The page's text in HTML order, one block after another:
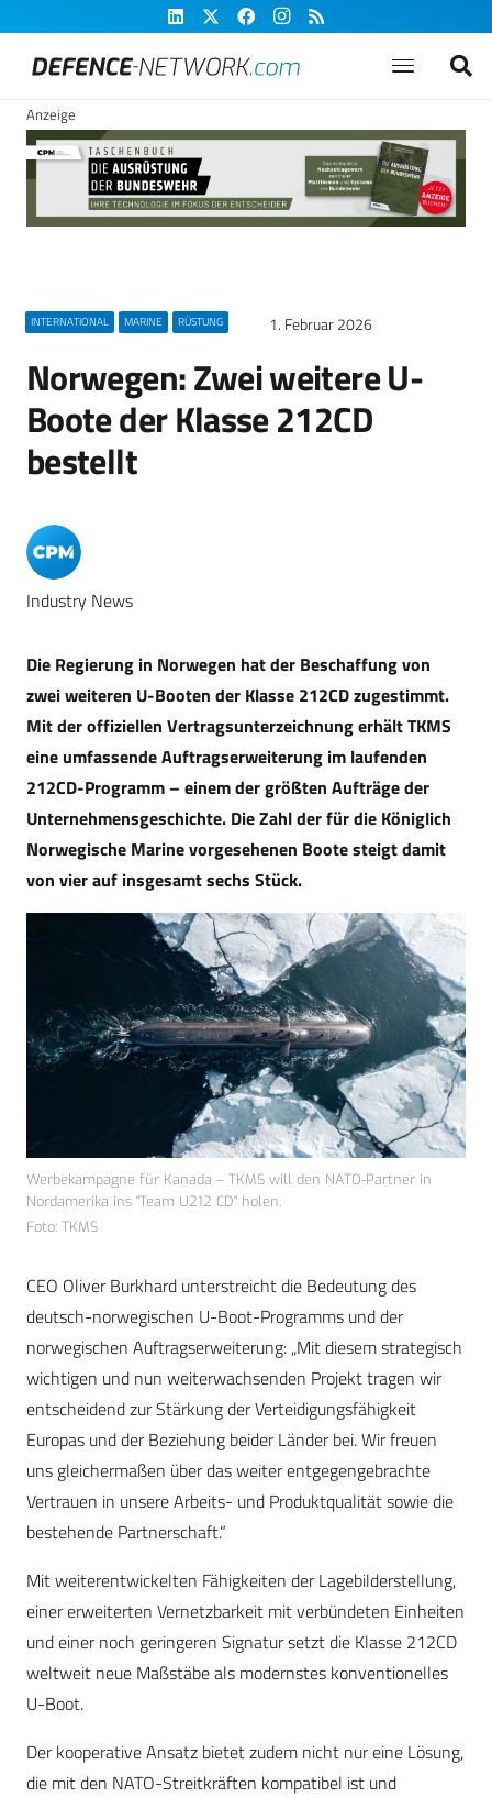
Anzeige
INTERNATIONAL MARINE RÜSTUNG 1. Februar 2026
Norwegen: Zwei weitere U-
Boote der Klasse 212CD
bestellt
Industry News
Die Regierung in Norwegen hat der Beschaffung von
zwei weiteren U-Booten der Klasse 212CD zugestimmt.
Mit der offiziellen Vertragsunterzeichnung erhält TKMS
eine umfassende Auftragserweiterung im laufenden
212CD-Programm – einem der größten Aufträge der
Unternehmensgeschichte. Die Zahl der für die Königlich
Norwegische Marine vorgesehenen Boote steigt damit
von vier auf insgesamt sechs Stück.
Werbekampagne für Kanada – TKMS will den NATO-Partner in
Nordamerika ins "Team U212 CD" holen.
Foto: TKMS
CEO Oliver Burkhard unterstreicht die Bedeutung des
deutsch-norwegischen U-Boot-Programms und der
norwegischen Auftragserweiterung: „Mit diesem strategisch
wichtigen und nun weiterwachsenden Projekt tragen wir
entscheidend zur Stärkung der Verteidigungsfähigkeit
Europas und der Beziehung beider Länder bei. Wir freuen
uns gleichermaßen über das weiter entgegengebrachte
Vertrauen in unsere Arbeits- und Produktqualität sowie die
bestehende Partnerschaft.“
Mit weiterentwickelten Fähigkeiten der Lagebilderstellung,
einer erweiterten Vernetzbarkeit mit verbündeten Einheiten
und einer noch geringeren Signatur setzt die Klasse 212CD
weltweit neue Maßstäbe als modernstes konventionelles
U-Boot.
Der kooperative Ansatz bietet zudem nicht nur eine Lösung,
die mit den NATO-Streitkräften kompatibel ist und